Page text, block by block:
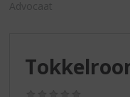
Advocaat